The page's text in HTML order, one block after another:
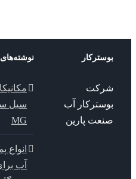
آب
پارین
نوشته‌های تازه
مکانیکال
سیل سری
انواع پمپ